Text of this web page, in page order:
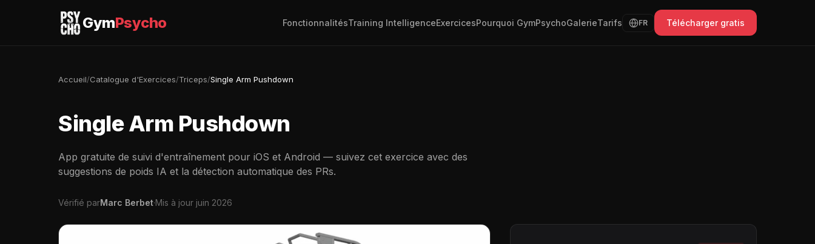
GymPsycho FonctionnalitésTraining IntelligenceExercicesPourquoi GymPsychoGalerieTarifs FR Télécharger gratis
Accueil/Catalogue d'Exercices/Triceps/Single Arm Pushdown
Single Arm Pushdown
App gratuite de suivi d'entraînement pour iOS et Android — suivez cet exercice avec des
suggestions de poids IA et la détection automatique des PRs.
Vérifié parMarc Berbet·Mis à jour juin 2026